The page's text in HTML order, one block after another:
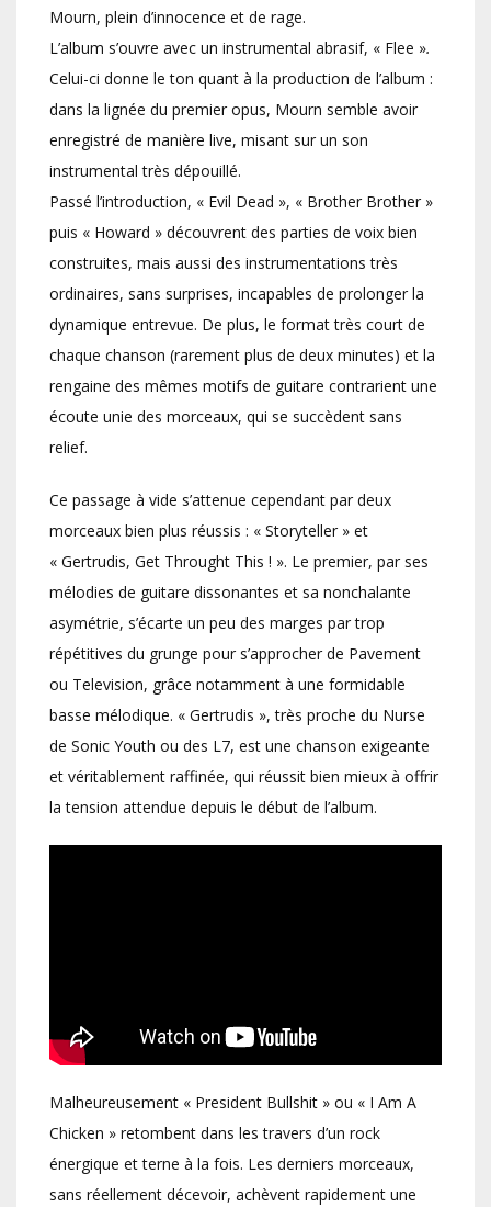
Mourn, plein d’innocence et de rage.
L’album s’ouvre avec un instrumental abrasif, « Flee ».
Celui-ci donne le ton quant à la production de l’album :
dans la lignée du premier opus, Mourn semble avoir
enregistré de manière live, misant sur un son
instrumental très dépouillé.
Passé l’introduction, « Evil Dead », « Brother Brother »
puis « Howard » découvrent des parties de voix bien
construites, mais aussi des instrumentations très
ordinaires, sans surprises, incapables de prolonger la
dynamique entrevue. De plus, le format très court de
chaque chanson (rarement plus de deux minutes) et la
rengaine des mêmes motifs de guitare contrarient une
écoute unie des morceaux, qui se succèdent sans
relief.
Ce passage à vide s’attenue cependant par deux
morceaux bien plus réussis : « Storyteller » et
« Gertrudis, Get Throught This ! ». Le premier, par ses
mélodies de guitare dissonantes et sa nonchalante
asymétrie, s’écarte un peu des marges par trop
répétitives du grunge pour s’approcher de Pavement
ou Television, grâce notamment à une formidable
basse mélodique. « Gertrudis », très proche du Nurse
de Sonic Youth ou des L7, est une chanson exigeante
et véritablement raffinée, qui réussit bien mieux à offrir
la tension attendue depuis le début de l’album.
Malheureusement « President Bullshit » ou « I Am A
Chicken » retombent dans les travers d’un rock
énergique et terne à la fois. Les derniers morceaux,
sans réellement décevoir, achèvent rapidement une